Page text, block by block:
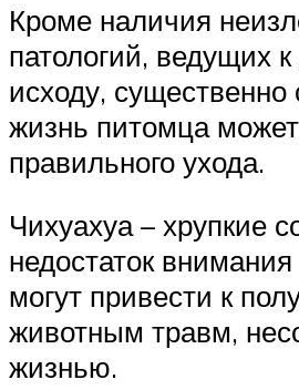
Кроме наличия
патологий, ведущих
исходу, существенно
жизнь питомца может
правильного ухода.
Чихуахуа – хрупкие
недостаток
могут привести к
животным травм,
жизнью.